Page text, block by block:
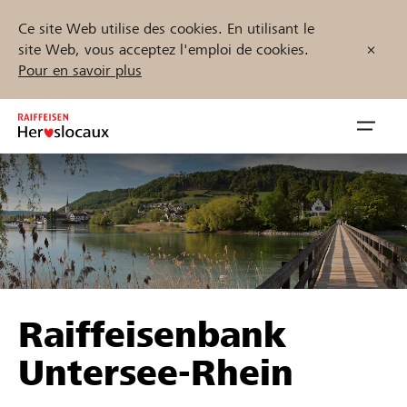
Ce site Web utilise des cookies. En utilisant le
site Web, vous acceptez l'emploi de cookies.
Pour en savoir plus
Inhalt
springen
öffnen
Parrainer
Soutien & assistance
Trouvez des projets et des organisations
Démarrez maintenant
Raiffeisenbank
Untersee-Rhein